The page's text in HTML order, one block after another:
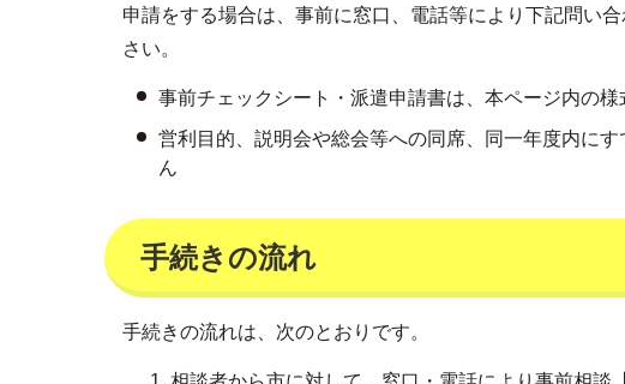
申請をする場合は、事前に窓口、電話等により下記問い
さい。
事前チェックシート・派遣申請書は、本ページ内の
営利目的、説明会や総会等への同席、同一年度内に
ん
手続きの流れ
手続きの流れは、次のとおりです。